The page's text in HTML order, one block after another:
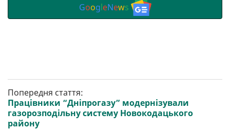
GoogleNews
Попередня стаття:
Працівники “Дніпрогазу” модернізували
газорозподільну систему Новокодацького
району